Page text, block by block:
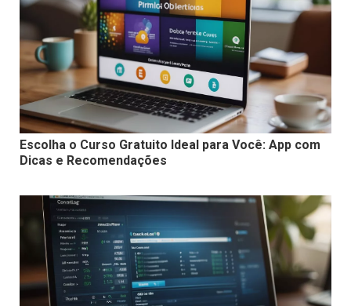
Escolha o Curso Gratuito Ideal para Você: App com
Dicas e Recomendações